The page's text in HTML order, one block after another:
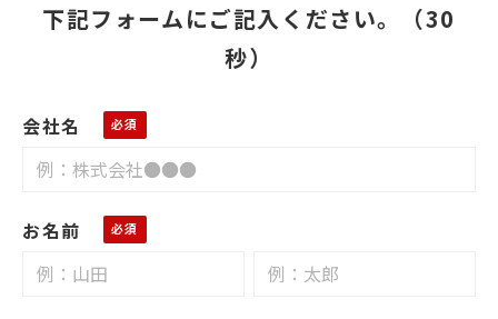
下記フォームにご記入ください。（30
秒）
会社名
お名前